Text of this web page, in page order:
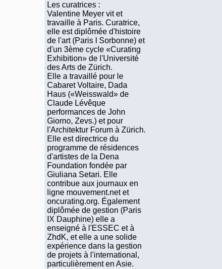
Les curatrices :
Valentine Meyer vit et
travaille à Paris. Curatrice,
elle est diplômée d'histoire
de l'art (Paris I Sorbonne) et
d'un 3ème cycle «Curating
Exhibition» de l'Université
des Arts de Zürich.
Elle a travaillé pour le
Cabaret Voltaire, Dada
Haus («Weisswald» de
Claude Lévêque
performances de John
Giorno, Zevs.) et pour
l'Architektur Forum à Zürich.
Elle est directrice du
programme de résidences
d'artistes de la Dena
Foundation fondée par
Giuliana Setari. Elle
contribue aux journaux en
ligne mouvement.net et
oncurating.org. Également
diplômée de gestion (Paris
IX Dauphine) elle a
enseigné à l'ESSEC et à
ZhdK, et elle a une solide
expérience dans la gestion
de projets à l'international,
particulièrement en Asie.